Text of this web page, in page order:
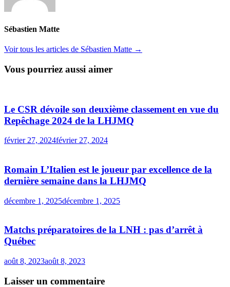
Sébastien Matte
Voir tous les articles de Sébastien Matte →
Vous pourriez aussi aimer
Le CSR dévoile son deuxième classement en vue du
Repêchage 2024 de la LHJMQ
février 27, 2024février 27, 2024
Romain L’Italien est le joueur par excellence de la
dernière semaine dans la LHJMQ
décembre 1, 2025décembre 1, 2025
Matchs préparatoires de la LNH : pas d’arrêt à
Québec
août 8, 2023août 8, 2023
Laisser un commentaire